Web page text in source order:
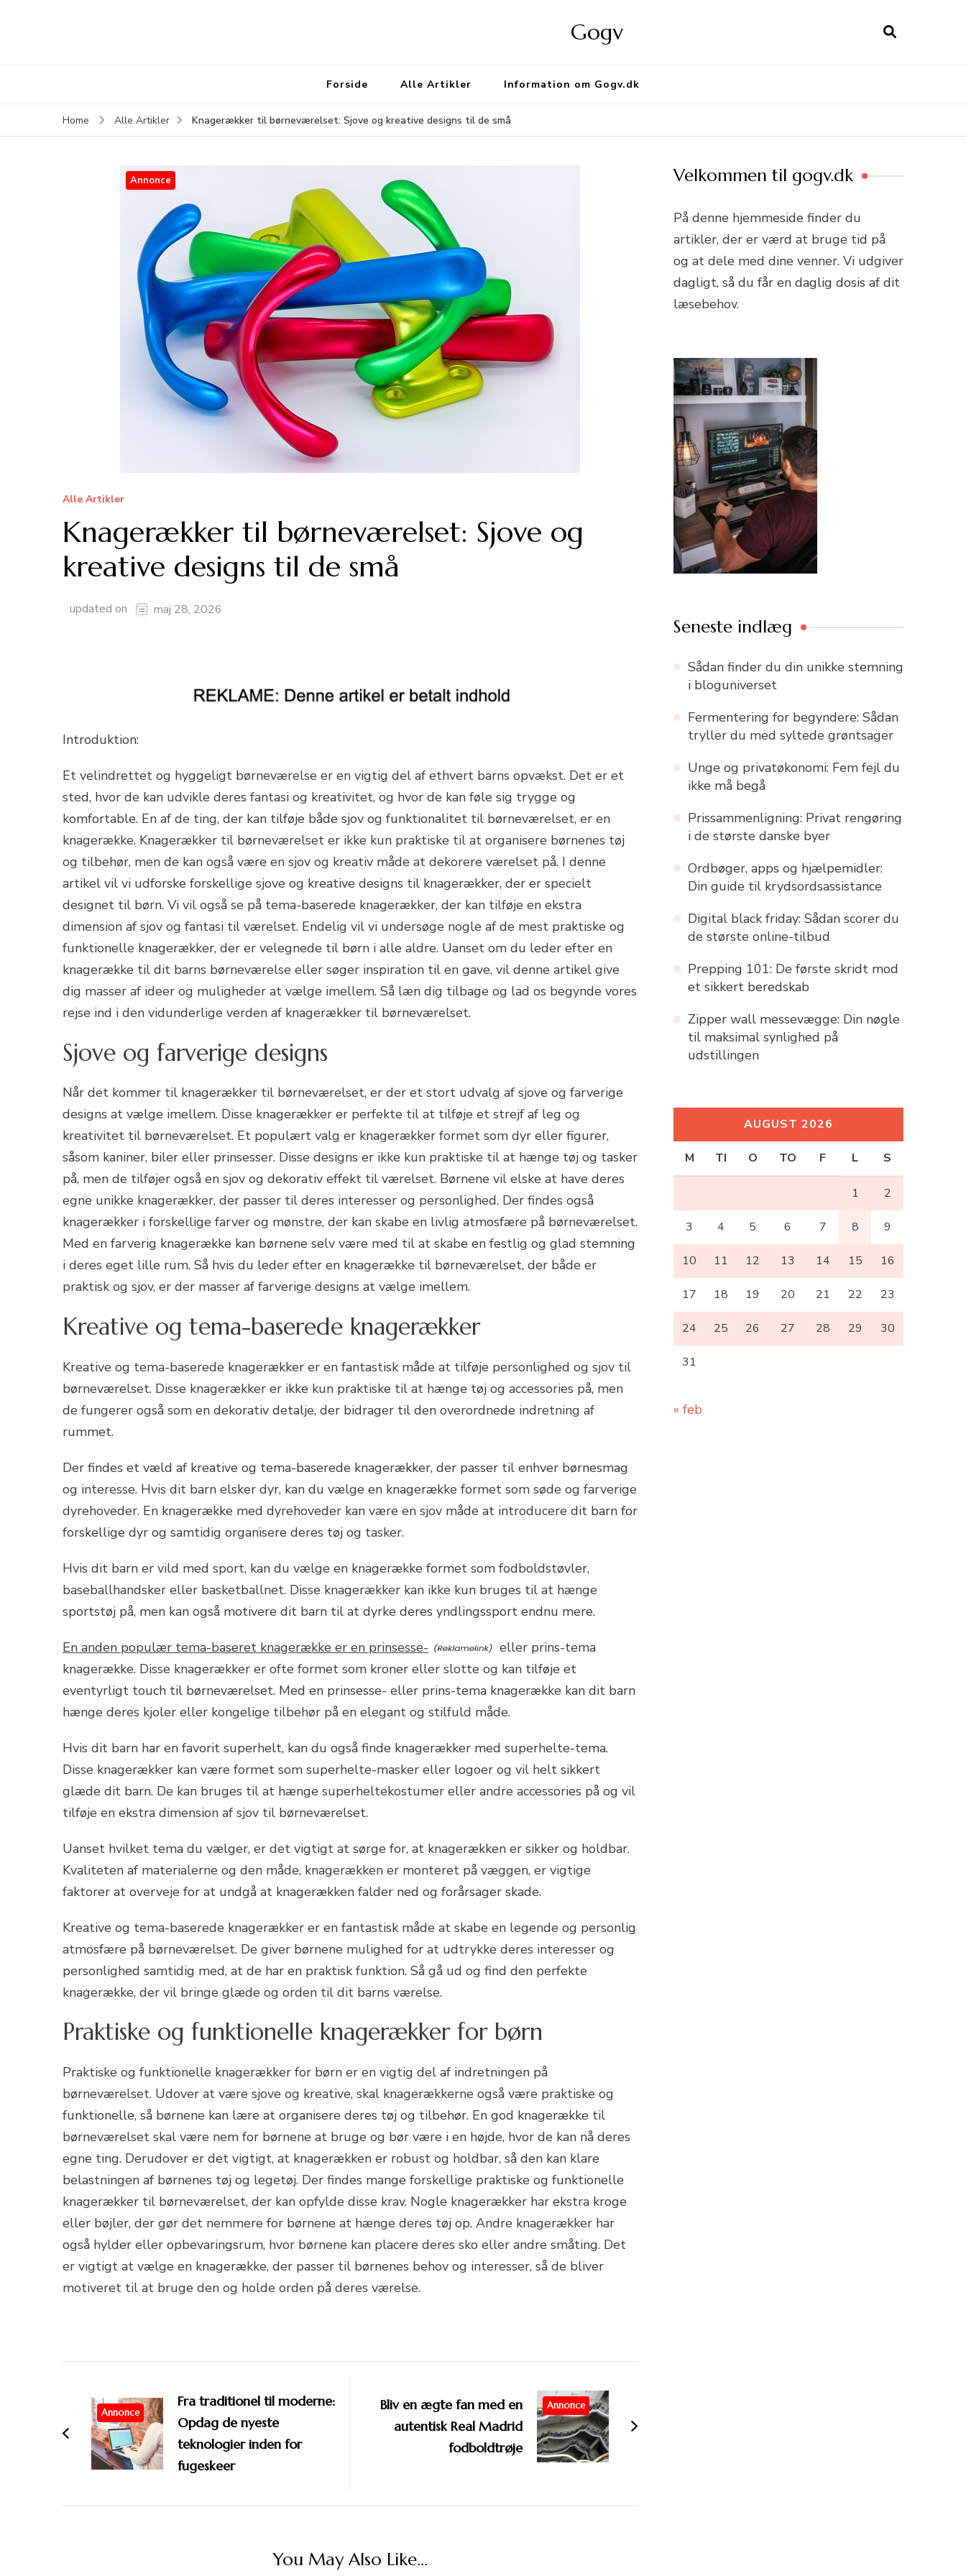
Gogv
Forside Alle Artikler Information om Gogv.dk
Home Alle Artikler Knagerækker til børneværelset: Sjove og kreative designs til de små
Annonce
Alle Artikler
Knagerækker til børneværelset: Sjove og
kreative designs til de små
updated on maj 28, 2026
Introduktion:
Et velindrettet og hyggeligt børneværelse er en vigtig del af ethvert barns opvækst. Det er et
sted, hvor de kan udvikle deres fantasi og kreativitet, og hvor de kan føle sig trygge og
komfortable. En af de ting, der kan tilføje både sjov og funktionalitet til børneværelset, er en
knagerække. Knagerækker til børneværelset er ikke kun praktiske til at organisere børnenes tøj
og tilbehør, men de kan også være en sjov og kreativ måde at dekorere værelset på. I denne
artikel vil vi udforske forskellige sjove og kreative designs til knagerækker, der er specielt
designet til børn. Vi vil også se på tema-baserede knagerækker, der kan tilføje en ekstra
dimension af sjov og fantasi til værelset. Endelig vil vi undersøge nogle af de mest praktiske og
funktionelle knagerækker, der er velegnede til børn i alle aldre. Uanset om du leder efter en
knagerække til dit barns børneværelse eller søger inspiration til en gave, vil denne artikel give
dig masser af ideer og muligheder at vælge imellem. Så læn dig tilbage og lad os begynde vores
rejse ind i den vidunderlige verden af knagerækker til børneværelset.
Sjove og farverige designs
Når det kommer til knagerækker til børneværelset, er der et stort udvalg af sjove og farverige
designs at vælge imellem. Disse knagerækker er perfekte til at tilføje et strejf af leg og
kreativitet til børneværelset. Et populært valg er knagerækker formet som dyr eller figurer,
såsom kaniner, biler eller prinsesser. Disse designs er ikke kun praktiske til at hænge tøj og tasker
på, men de tilføjer også en sjov og dekorativ effekt til værelset. Børnene vil elske at have deres
egne unikke knagerækker, der passer til deres interesser og personlighed. Der findes også
knagerækker i forskellige farver og mønstre, der kan skabe en livlig atmosfære på børneværelset.
Med en farverig knagerække kan børnene selv være med til at skabe en festlig og glad stemning
i deres eget lille rum. Så hvis du leder efter en knagerække til børneværelset, der både er
praktisk og sjov, er der masser af farverige designs at vælge imellem.
Kreative og tema-baserede knagerækker
Kreative og tema-baserede knagerækker er en fantastisk måde at tilføje personlighed og sjov til
børneværelset. Disse knagerækker er ikke kun praktiske til at hænge tøj og accessories på, men
de fungerer også som en dekorativ detalje, der bidrager til den overordnede indretning af
rummet.
Der findes et væld af kreative og tema-baserede knagerækker, der passer til enhver børnesmag
og interesse. Hvis dit barn elsker dyr, kan du vælge en knagerække formet som søde og farverige
dyrehoveder. En knagerække med dyrehoveder kan være en sjov måde at introducere dit barn for
forskellige dyr og samtidig organisere deres tøj og tasker.
Hvis dit barn er vild med sport, kan du vælge en knagerække formet som fodboldstøvler,
baseballhandsker eller basketballnet. Disse knagerækker kan ikke kun bruges til at hænge
sportstøj på, men kan også motivere dit barn til at dyrke deres yndlingssport endnu mere.
En anden populær tema-baseret knagerække er en prinsesse-
eller prins-tema
knagerække. Disse knagerækker er ofte formet som kroner eller slotte og kan tilføje et
eventyrligt touch til børneværelset. Med en prinsesse- eller prins-tema knagerække kan dit barn
hænge deres kjoler eller kongelige tilbehør på en elegant og stilfuld måde.
Hvis dit barn har en favorit superhelt, kan du også finde knagerækker med superhelte-tema.
Disse knagerækker kan være formet som superhelte-masker eller logoer og vil helt sikkert
glæde dit barn. De kan bruges til at hænge superheltekostumer eller andre accessories på og vil
tilføje en ekstra dimension af sjov til børneværelset.
Uanset hvilket tema du vælger, er det vigtigt at sørge for, at knagerækken er sikker og holdbar.
Kvaliteten af materialerne og den måde, knagerækken er monteret på væggen, er vigtige
faktorer at overveje for at undgå at knagerækken falder ned og forårsager skade.
Kreative og tema-baserede knagerækker er en fantastisk måde at skabe en legende og personlig
atmosfære på børneværelset. De giver børnene mulighed for at udtrykke deres interesser og
personlighed samtidig med, at de har en praktisk funktion. Så gå ud og find den perfekte
knagerække, der vil bringe glæde og orden til dit barns værelse.
Praktiske og funktionelle knagerækker for børn
Praktiske og funktionelle knagerækker for børn er en vigtig del af indretningen på
børneværelset. Udover at være sjove og kreative, skal knagerækkerne også være praktiske og
funktionelle, så børnene kan lære at organisere deres tøj og tilbehør. En god knagerække til
børneværelset skal være nem for børnene at bruge og bør være i en højde, hvor de kan nå deres
egne ting. Derudover er det vigtigt, at knagerækken er robust og holdbar, så den kan klare
belastningen af børnenes tøj og legetøj. Der findes mange forskellige praktiske og funktionelle
knagerækker til børneværelset, der kan opfylde disse krav. Nogle knagerækker har ekstra kroge
eller bøjler, der gør det nemmere for børnene at hænge deres tøj op. Andre knagerækker har
også hylder eller opbevaringsrum, hvor børnene kan placere deres sko eller andre småting. Det
er vigtigt at vælge en knagerække, der passer til børnenes behov og interesser, så de bliver
motiveret til at bruge den og holde orden på deres værelse.
Navigation
Annonce
Fra traditionel til moderne:
Opdag de nyeste
teknologier inden for
fugeskeer
Annonce
Bliv en ægte fan med en
autentisk Real Madrid
fodboldtrøje
You May Also Like...
Velkommen til gogv.dk
På denne hjemmeside finder du
artikler, der er værd at bruge tid på
og at dele med dine venner. Vi udgiver
dagligt, så du får en daglig dosis af dit
læsebehov.
Seneste indlæg
Sådan finder du din unikke stemning
i bloguniverset
Fermentering for begyndere: Sådan
tryller du med syltede grøntsager
Unge og privatøkonomi: Fem fejl du
ikke må begå
Prissammenligning: Privat rengøring
i de største danske byer
Ordbøger, apps og hjælpemidler:
Din guide til krydsordsassistance
Digital black friday: Sådan scorer du
de største online-tilbud
Prepping 101: De første skridt mod
et sikkert beredskab
Zipper wall messevægge: Din nøgle
til maksimal synlighed på
udstillingen
AUGUST 2026
M TI O TO F L S
1 2
3 4 5 6 7 8 9
10 11 12 13 14 15 16
17 18 19 20 21 22 23
24 25 26 27 28 29 30
31
« feb